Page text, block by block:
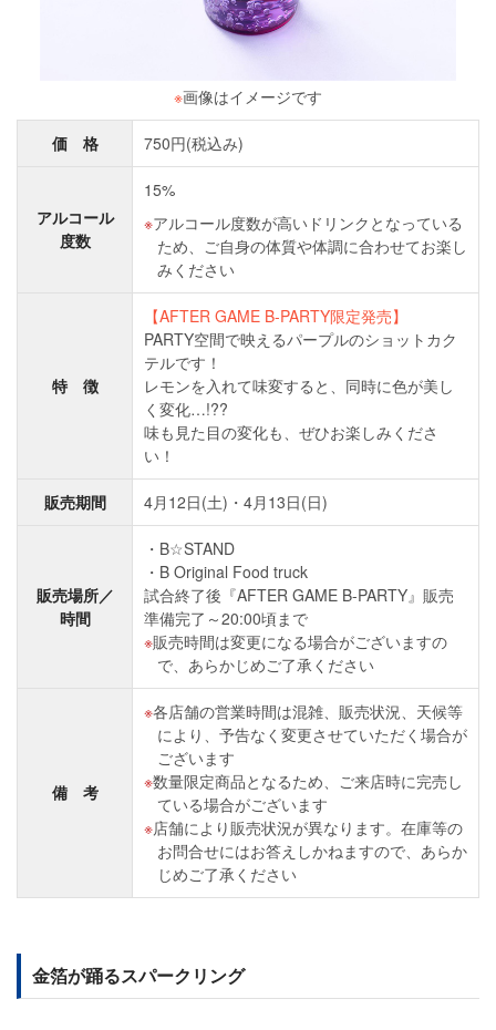
※画像はイメージです
価 格 750円(税込み)
アルコール
度数
15%
アルコール度数が高いドリンクとなっている
ため、ご自身の体質や体調に合わせてお楽し
みください
特 徴
【AFTER GAME B-PARTY限定発売】
PARTY空間で映えるパープルのショットカク
テルです！
レモンを入れて味変すると、同時に色が美し
く変化…!??
味も見た目の変化も、ぜひお楽しみくださ
い！
販売期間 4月12日(土)・4月13日(日)
販売場所／
時間
B☆STAND
B Original Food truck
試合終了後『AFTER GAME B-PARTY』販売
準備完了～20:00頃まで
販売時間は変更になる場合がございますの
で、あらかじめご了承ください
備 考
各店舗の営業時間は混雑、販売状況、天候等
により、予告なく変更させていただく場合が
ございます
数量限定商品となるため、ご来店時に完売し
ている場合がございます
店舗により販売状況が異なります。在庫等の
お問合せにはお答えしかねますので、あらか
じめご了承ください
金箔が踊るスパークリング